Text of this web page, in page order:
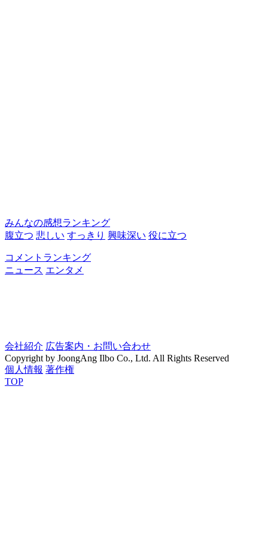
みんなの感想ランキング
腹立つ 悲しい すっきり 興味深い 役に立つ
コメントランキング
ニュース エンタメ
会社紹介 広告案内・お問い合わせ
Copyright by JoongAng Ilbo Co., Ltd. All Rights Reserved
個人情報 著作権
TOP